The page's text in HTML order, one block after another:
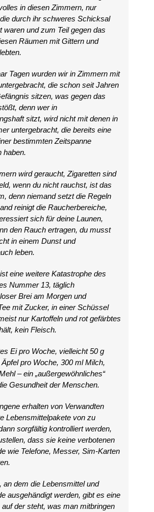
in diesen Zimmern, nur
durch ihr schweres Schicksal
waren und zum Teil gegen das
Räumen mit Gittern und
Tagen wurden wir in Zimmern mit
die schon seit Jahren
sitzen, was gegen das
denn wer in
sitzt, wird nicht mit denen in
untergebracht, die bereits eine
bestimmten Zeitspanne
haben.
wird geraucht, Zigaretten sind
wenn du nicht rauchst, ist das
denn niemand setzt die Regeln
reinigt die Raucherbereiche,
sich für deine Launen,
den Rauch ertragen, du musst
in einem Dunst und
leben.
eine weitere Katastrophe des
Nummer 13, täglich
Brei am Morgen und
mit Zucker, in einer Schüssel
nur Kartoffeln und rot gefärbtes
kein Fleisch.
Ei pro Woche, vielleicht 50 g
pro Woche, 300 ml Milch,
– ein „außergewöhnliches“
Gesundheit der Menschen.
erhalten von Verwandten
Lebensmittelpakete von zu
sorgfältig kontrolliert werden,
dass sie keine verbotenen
wie Telefone, Messer, Sim-Karten
an dem die Lebensmittel und
ausgehändigt werden, gibt es eine
der steht, was man mitbringen